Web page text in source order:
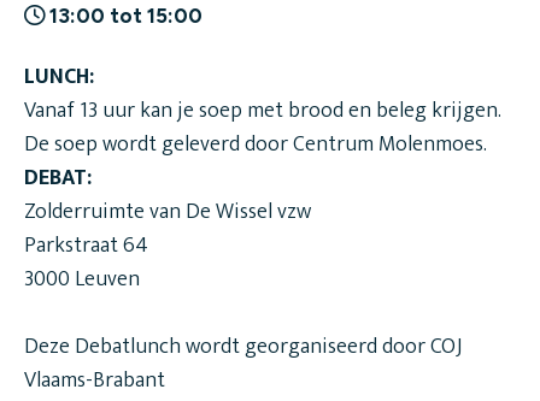
13:00 tot 15:00
LUNCH:
Vanaf 13 uur kan je soep met brood en beleg krijgen.
De soep wordt geleverd door Centrum Molenmoes.
DEBAT:
Zolderruimte van De Wissel vzw
Parkstraat 64
3000 Leuven
Deze Debatlunch wordt georganiseerd door COJ
Vlaams-Brabant